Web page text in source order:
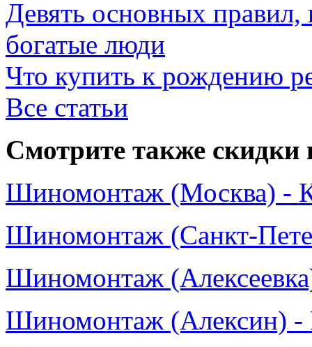
Девять основных
богатые люди
Что купить к рождению
Все статьи
Смотрите также скидки
Шиномонтаж (Москва) -
Шиномонтаж (Санкт-
Шиномонтаж
Шиномонтаж (Алексин) -